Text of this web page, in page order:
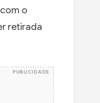
o
retirada
PUBLICIDADE